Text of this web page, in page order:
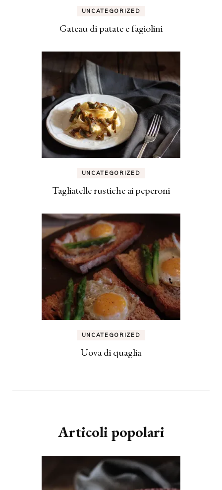
UNCATEGORIZED
Gateau di patate e fagiolini
UNCATEGORIZED
Tagliatelle rustiche ai peperoni
UNCATEGORIZED
Uova di quaglia
Articoli popolari